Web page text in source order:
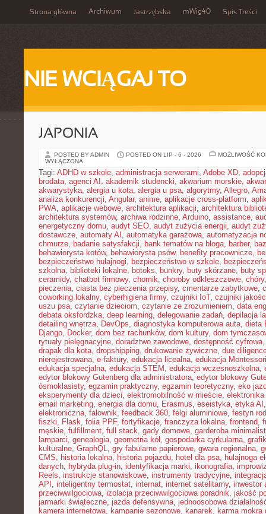
Strona główna Archiwum Jastrzębska mWig40 Spis Treści
NIE WCIĄGAJ TO
JAPONIA
POSTED BY ADMIN POSTED ON LIP - 6 - 2026
MOŻLIWOŚĆ
WYŁĄCZONA
Tagi: ADHD w szkole, administracja serwerami, Adobe XD,
brodata, agenci AI , akademik studencki, akwarium morskie,
akwarystyka, alergia u kota, alergia u psa, algorytmy, Allegro,
analiza konkurencji, Angular, anime, aplikacje cross-platform,
PWA, aplikacje webowe, architektura aplikacji, architektura
architektura systemów, archiwa rodzinne, Arduino, assistance,
energetyczny domu, audyt SEO, audyt zużycia energii, audyt
dostawcze, automaty AI , automatyka garażowa, automatyzacja
chmurze, badanie satysfakcji, bank tematów na bloga, barber,
behawiorysta kotów, behawiorysta psów, benefity pracownicze,
bezpieczeństwo hulajnogi, bezpieczeństwo w szkole,
szkolna, biblioteki lokalne, botoks, bunkry, buty skórzane, buty
ceramidy, chatbot firmowy, chomik, choroby odkleszczowe, chóry
pieczenia, ciasta bez pieczenia przepisy, cmentarze zabytkowe,
coworking lokalny, cyberhigiena firmy, czujniki IoT, czujniki
uszu psa, czytanie dzieciom, czytanie ze zrozumieniem, data
debata oksfordzka, deep learning, delegowanie zadań, depilacja
detailing wnętrza, DevOps, diagnostyka komputerowa auta, dieta
Django, Docker, dom bez rachunków, dom kultury, dom
rytuały pielęgnacyjne, doradztwo zawodowe, dostępność cyfrowa
drapak dla kota, dropshipping, drukowanie żywiczne, due
nierejestrowana, e-faktury, edukacja licealna, edukacja Montessori
edukacja specjalna, edukacja STEM , edukacja wczesnoszkolna,
edytor blokowy Gutenberg dla administratora, edytor blokowy
ósmoklasisty, egzamin praktyczny, egzamin teoretyczny, eko
eksperymenty dla dzieci, elektromobilność w mieście, elektronika
email marketing, energia dla domu, Erasmus, eseistyka, etyka AI
elektroniczna, falownik, feedback 360, felgi aluminiowe, festyn
fiszki, Flask, folia PPF, fortyfikacje, franczyza lokalna, frontend,
męskie, fulfillment, full stack, gady domowe, garderoba
lamparci, genealogia, geometria kół, gospodarka cyrkularna,
kulturalne, GraphQL, gry fabularne papierowe, gwara regionalna,
CMS, historia lokalna, historia pojazdu, hotel dla psa, hulajnoga
danych, hybryda plug-in, identyfikacja marki, ikonografia,
Reels, instrukcje stanowiskowe, instrumenty tradycyjne,
API , inteligentny termostat, internat, internet satelitarny, inwestor
przeciwwilgociowa, izolacja przeciwwilgociowa poradnik, jakość
jarmarki świąteczne, jazda defensywna, jednoosobowa
kamera internetowa, kampanie sezonowe, kanarek, karma mokra